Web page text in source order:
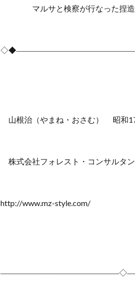
マルサと検察が行なった捏造の
山根治（やまね・おさむ） 昭和
株式会社フォレスト・コンサルタ
http://www.mz-style.com/